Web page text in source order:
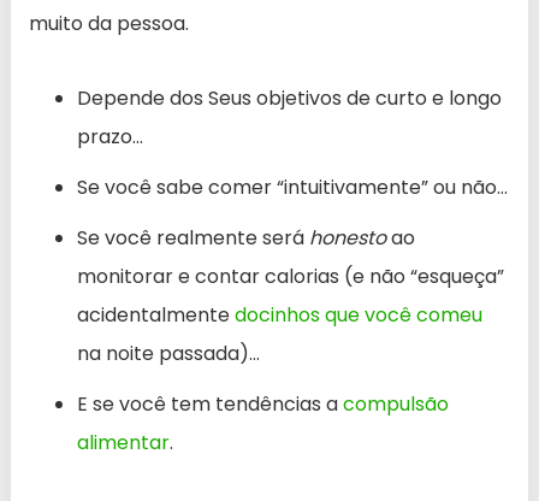
muito da pessoa.
Depende dos Seus objetivos de curto e longo
prazo…
Se você sabe comer “intuitivamente” ou não…
Se você realmente será honestoao
monitorar e contar calorias (e não “esqueça”
acidentalmentedocinhos que você comeu
na noite passada)…
E se você tem tendências acompulsão
alimentar.